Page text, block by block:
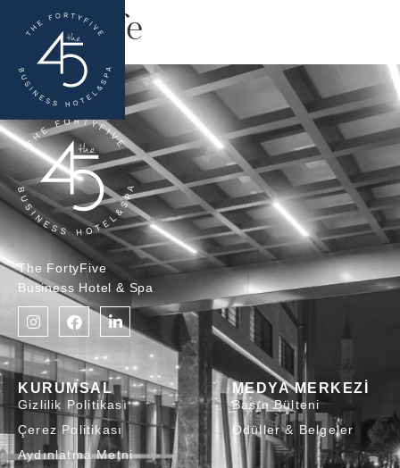
Nescafe
The FortyFive
Business Hotel & Spa
KURUMSAL
Gizlilik Politikası
Çerez Politikası
Aydınlatma Metni
MEDYA MERKEZİ
Basın Bülteni
Ödüller & Belgeler